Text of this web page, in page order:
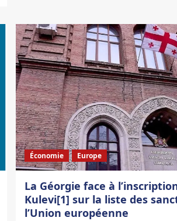
Économie Europe
La Géorgie face à
Kulevi[1] sur la liste des
l’Union européenne